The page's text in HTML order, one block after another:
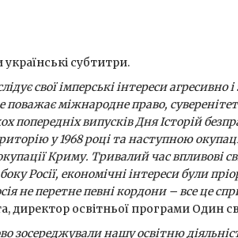
субтитри.
свої імперські інтереси
поважає міжнародне право,
попередніх випусків Дня Історій
у 1968 році та наступною
Криму. Тривалий час впливові
Росії, економічні інтереси були
не перетне певні кордони – все це
директор освітньої програми Один
зосереджували нашу освітню